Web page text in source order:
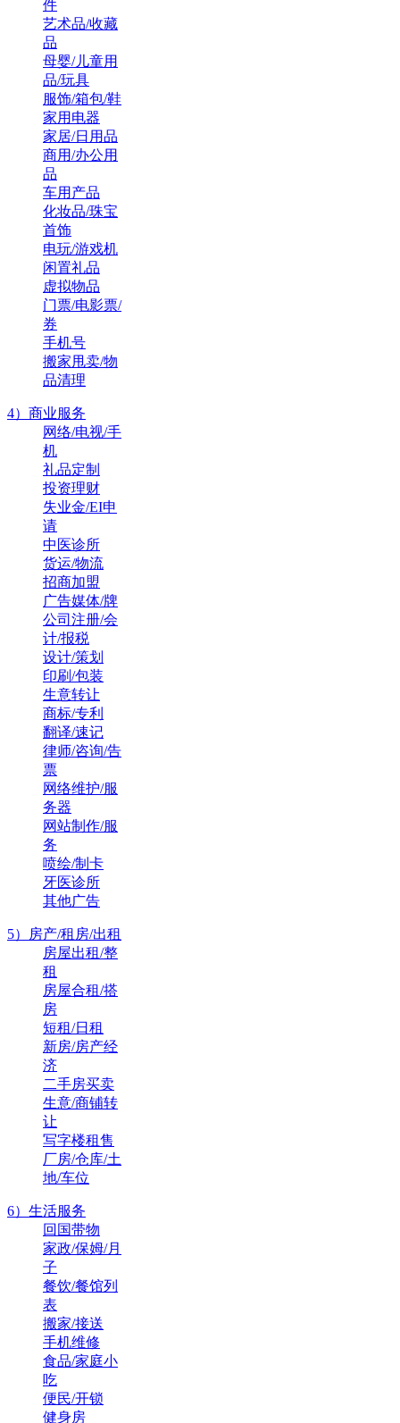
件
艺术品/收藏
品
母婴/儿童用
品/玩具
服饰/箱包/鞋
家用电器
家居/日用品
商用/办公用
品
车用产品
化妆品/珠宝
首饰
电玩/游戏机
闲置礼品
虚拟物品
门票/电影票/
券
手机号
搬家甩卖/物
品清理
4）商业服务
网络/电视/手
机
礼品定制
投资理财
失业金/EI申
请
中医诊所
货运/物流
招商加盟
广告媒体/牌
公司注册/会
计/报税
设计/策划
印刷/包装
生意转让
商标/专利
翻译/速记
律师/咨询/告
票
网络维护/服
务器
网站制作/服
务
喷绘/制卡
牙医诊所
其他广告
5）房产/租房/出租
房屋出租/整
租
房屋合租/搭
房
短租/日租
新房/房产经
济
二手房买卖
生意/商铺转
让
写字楼租售
厂房/仓库/土
地/车位
6）生活服务
回国带物
家政/保姆/月
子
餐饮/餐馆列
表
搬家/接送
手机维修
食品/家庭小
吃
便民/开锁
健身房